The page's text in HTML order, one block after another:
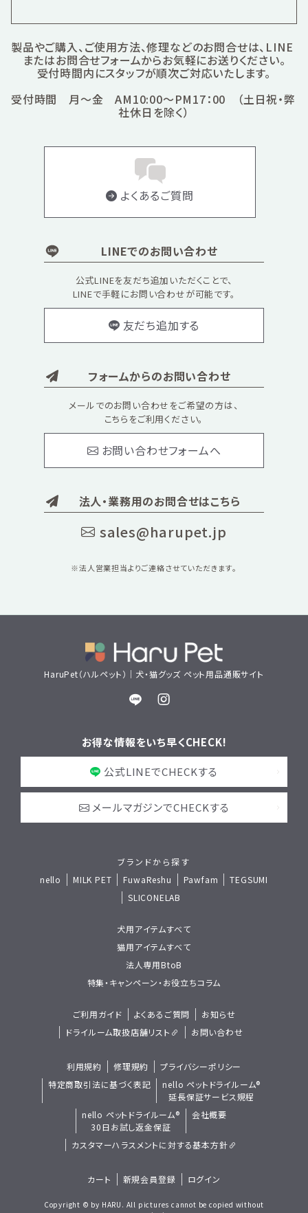
製品やご購入、ご使用方法、修理などのお問合せは、LINE
またはお問合せフォームからお気軽にお送りください。
受付時間内にスタッフが順次ご対応いたします。
受付時間 月～金 AM10:00～PM17：00 （土日祝・弊
社休日を除く）
よくあるご質問
LINEでのお問い合わせ
公式LINEを友だち追加いただくことで、
LINEで手軽にお問い合わせが可能です。
友だち追加する
フォームからのお問い合わせ
メールでのお問い合わせをご希望の方は、
こちらをご利用ください。
お問い合わせフォームへ
法人・業務用のお問合せはこちら
sales@harupet.jp
※法人営業担当よりご連絡させていただきます。
HaruPet（ハルペット）｜犬・猫グッズ ペット用品通販サイト
お得な情報をいち早くCHECK!
公式LINEでCHECKする
メールマガジンでCHECKする
ブランドから探す
nello
MILK PET FuwaReshu Pawfam
TEGSUMI
SLICONELAB
犬用アイテムすべて
猫用アイテムすべて
法人専用BtoB
特集・キャンペーン・お役立ちコラム
ご利用ガイド よくあるご質問
お知らせ
ドライルーム取扱店舗リスト
お問い合わせ
利用規約 修理規約
プライバシーポリシー
特定商取引法に基づく表記
nello ペットドライルーム®
延長保証サービス規程
nello ペットドライルーム®
30日お試し返金保証
会社概要
カスタマーハラスメントに対する基本方針
カート 新規会員登録 ログイン
Copyright © by HARU. All pictures cannot be copied without